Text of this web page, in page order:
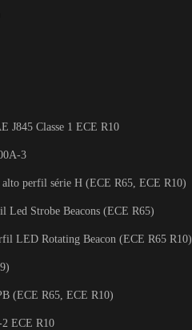
J845 Classe 1 ECE R10
3
perfil série H (ECE R65, ECE R10)
Led Strobe Beacons (ECE R65)
LED Rotating Beacon (ECE R65 R10)
(ECE R65, ECE R10)
ECE R10